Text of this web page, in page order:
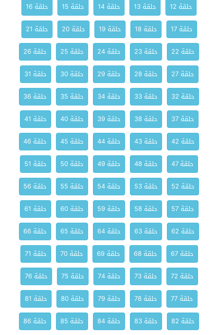
حلقة 12
حلقة 13 حلقة 14 حلقة 15
حلقة 16
حلقة 17
حلقة 18 حلقة 19 حلقة 20
حلقة 21
حلقة 22
حلقة 23 حلقة 24 حلقة 25
حلقة 26
حلقة 27
حلقة 28 حلقة 29 حلقة 30
حلقة 31
حلقة 32
حلقة 33 حلقة 34 حلقة 35
حلقة 36
حلقة 37
حلقة 38 حلقة 39 حلقة 40
حلقة 41
حلقة 42
حلقة 43 حلقة 44 حلقة 45
حلقة 46
حلقة 47
حلقة 48 حلقة 49 حلقة 50
حلقة 51
حلقة 52
حلقة 53 حلقة 54 حلقة 55
حلقة 56
حلقة 57
حلقة 58 حلقة 59 حلقة 60
حلقة 61
حلقة 62
حلقة 63 حلقة 64 حلقة 65
حلقة 66
حلقة 67
حلقة 68 حلقة 69 حلقة 70
حلقة 71
حلقة 72
حلقة 73 حلقة 74 حلقة 75
حلقة 76
حلقة 77
حلقة 78 حلقة 79 حلقة 80
حلقة 81
حلقة 82
حلقة 83 حلقة 84 حلقة 85 حلقة 86